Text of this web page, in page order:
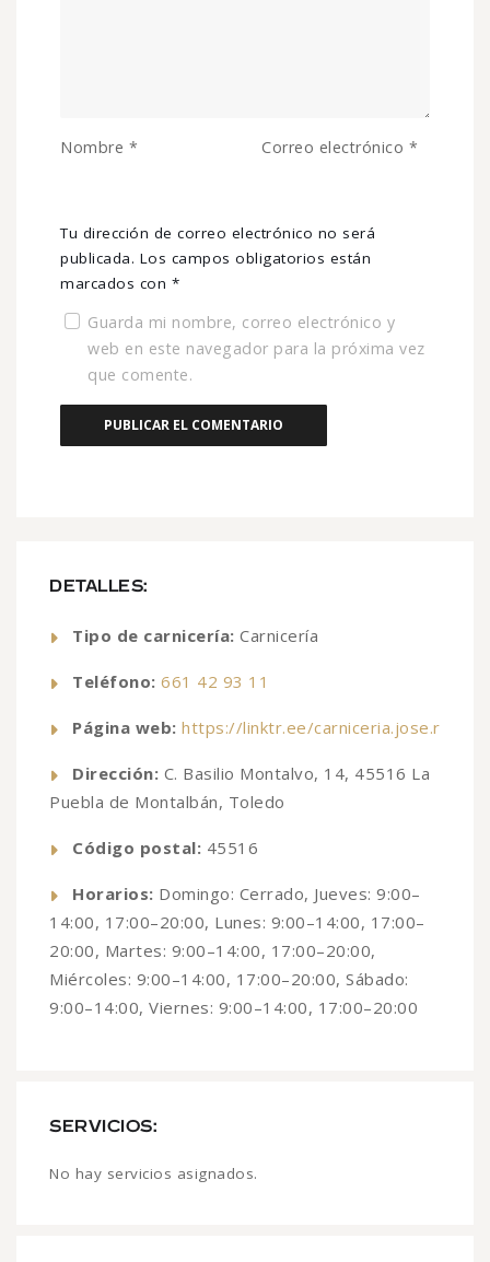
DETALLES:
Tipo de carnicería: Carnicería
Teléfono: 661 42 93 11
Página web: https://linktr.ee/carniceria.jose.r
Dirección: C. Basilio Montalvo, 14, 45516 La
Puebla de Montalbán, Toledo
Código postal: 45516
Horarios: Domingo: Cerrado, Jueves: 9:00–
14:00, 17:00–20:00, Lunes: 9:00–14:00, 17:00–
20:00, Martes: 9:00–14:00, 17:00–20:00,
Miércoles: 9:00–14:00, 17:00–20:00, Sábado:
9:00–14:00, Viernes: 9:00–14:00, 17:00–20:00
SERVICIOS:
No hay servicios asignados.
Tu dirección de correo electrónico no será
publicada. Los campos obligatorios están
marcados con *
Nombre * Correo electrónico *
Guarda mi nombre, correo electrónico y
web en este navegador para la próxima vez
que comente.